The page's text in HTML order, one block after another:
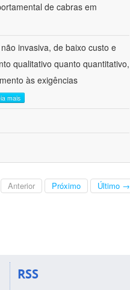
de cabras em
invasiva, de baixo custo e
qualitativo quanto quantitativo,
às exigências
mais
Anterior Próximo Último →
RSS